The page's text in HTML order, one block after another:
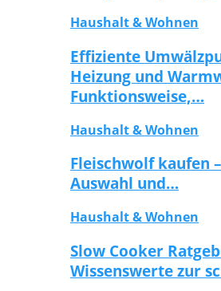
Haushalt & Wohnen
Effiziente
Heizung und
Funktionsweise,…
Haushalt & Wohnen
Fleischwolf kaufen
Auswahl und…
Haushalt & Wohnen
Slow Cooker
Wissenswerte zur